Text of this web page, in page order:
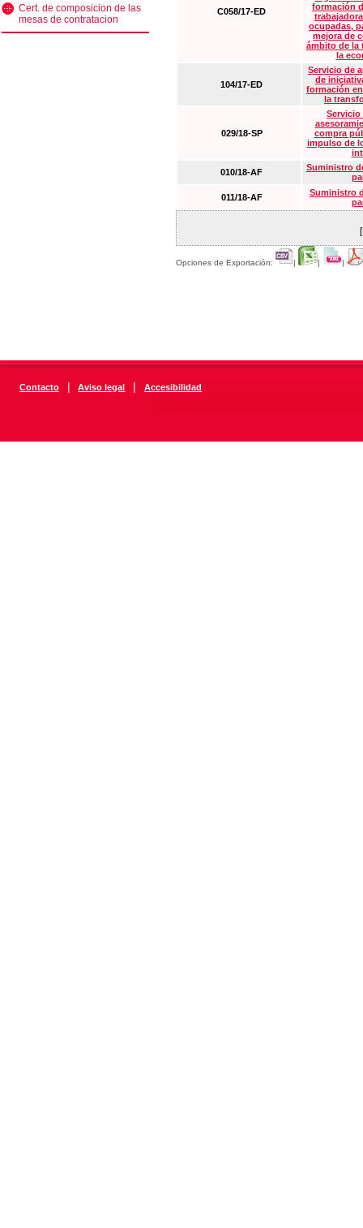
Cert. de composicion de las
mesas de contratacion
C058/17-ED
formación
ocupadas,
mejora de
ámbito de la
la
104/17-ED
Servicio de
de
formación
la
029/18-SP
Servicio
compra
impulso de
010/18-AF
Suministro
011/18-AF
Suministro
Opciones de Exportación: | | |
Contacto | Aviso legal | Accesibilidad